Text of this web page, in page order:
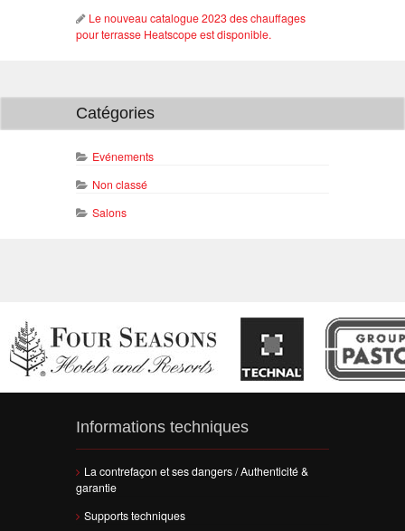
Le nouveau catalogue 2023 des chauffages
pour terrasse Heatscope est disponible.
Catégories
Evénements
Non classé
Salons
Informations techniques
La contrefaçon et ses dangers / Authenticité &
garantie
Supports techniques